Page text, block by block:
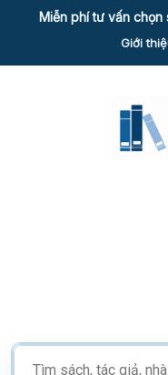
Miễn phí tư vấn
Giới
Tìm
kiếm